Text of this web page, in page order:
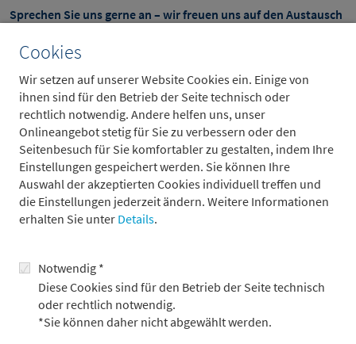
Cookies
Wir setzen auf unserer Website Cookies ein. Einige von
ihnen sind für den Betrieb der Seite technisch oder
rechtlich notwendig. Andere helfen uns, unser
Onlineangebot stetig für Sie zu verbessern oder den
Seitenbesuch für Sie komfortabler zu gestalten, indem Ihre
Einstellungen gespeichert werden. Sie können Ihre
Auswahl der akzeptierten Cookies individuell treffen und
die Einstellungen jederzeit ändern. Weitere Informationen
erhalten Sie unter Details.
Notwendig *
Diese Cookies sind für den Betrieb der Seite technisch
oder rechtlich notwendig.
*Sie können daher nicht abgewählt werden.
Sprechen Sie uns gerne an – wir freuen uns auf den Austausch
Alexander Damm